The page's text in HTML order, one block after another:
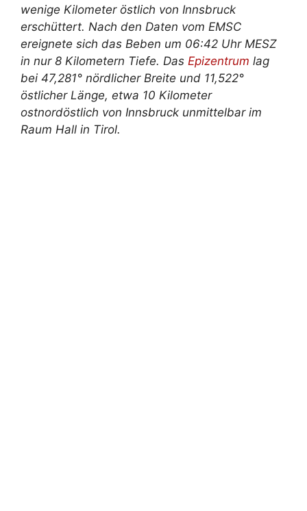
wenige Kilometer östlich von Innsbruck
erschüttert. Nach den Daten vom EMSC
ereignete sich das Beben um 06:42 Uhr MESZ
in nur 8 Kilometern Tiefe. Das Epizentrum lag
bei 47,281° nördlicher Breite und 11,522°
östlicher Länge, etwa 10 Kilometer
ostnordöstlich von Innsbruck unmittelbar im
Raum Hall in Tirol.